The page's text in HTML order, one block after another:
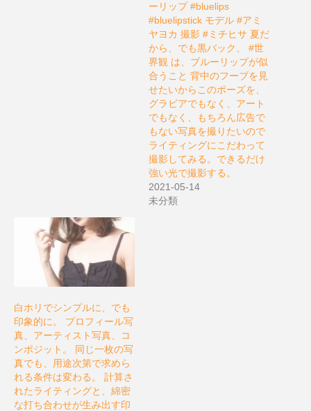
ーリップ #bluelips
#bluelipstick モデル #アミ
ヤヨカ 撮影 #ミチヒサ 夏だ
から、でも黒バック、 #世
界観 は、ブルーリップが似
合うこと 背中のフーブを見
せたいからこのポーズを、
グラビアでもなく、アート
でもなく、もちろん広告で
もない写真を撮りたいので
ライティングにこだわって
撮影してみる。できるだけ
強い光で撮影する。
2021-05-14
未分類
白ホリでシンプルに、でも
印象的に。 プロフィール写
真、アーティスト写真、コ
ンポジット。 同じ一枚の写
真でも、用途次第で求めら
れる条件は変わる。 計算さ
れたライティングと、綿密
な打ち合わせが生み出す印